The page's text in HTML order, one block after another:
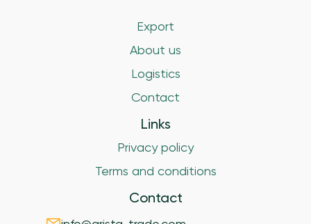
Export
About us
Logistics
Contact
Links
Privacy policy
Terms and conditions
Contact